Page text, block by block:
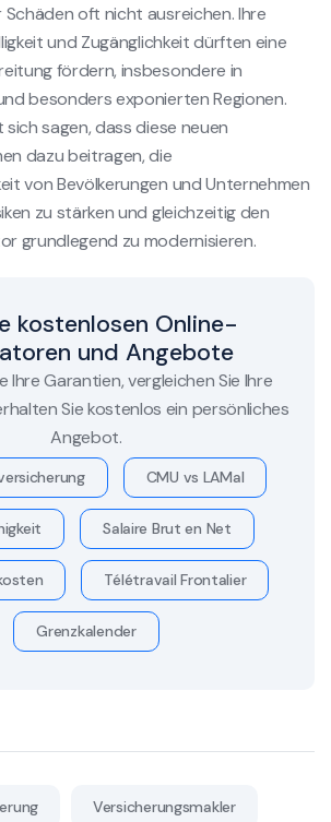
oft nicht ausreichen. Ihre
und Zugänglichkeit dürften eine
fördern, insbesondere in
besonders exponierten Regionen.
sagen, dass diese neuen
dazu beitragen, die
von Bevölkerungen und Unternehmen
zu stärken und gleichzeitig den
grundlegend zu modernisieren.
kostenlosen Online-
und Angebote
Ihre Garantien, vergleichen Sie Ihre
Sie kostenlos ein persönliches
Angebot.
CMU vs LAMal
Salaire Brut en Net
Télétravail Frontalier
Grenzkalender
Versicherungsmakler